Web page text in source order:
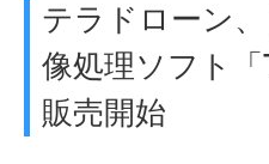
テラドローン
像処理ソフト「
販売開始